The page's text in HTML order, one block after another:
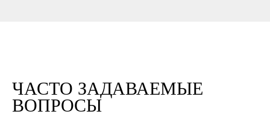
ЧАСТО ЗАДАВАЕМЫЕ
ВОПРОСЫ